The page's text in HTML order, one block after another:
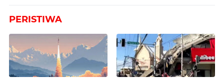
PERISTIWA